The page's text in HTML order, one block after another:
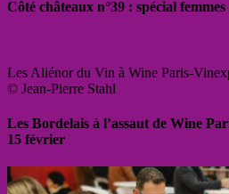
Côté châteaux n°39 : spécial
Les Aliénor du Vin à Wine Paris-
© Jean-Pierre Stahl
Les Bordelais à l’assaut de Wine
15 février